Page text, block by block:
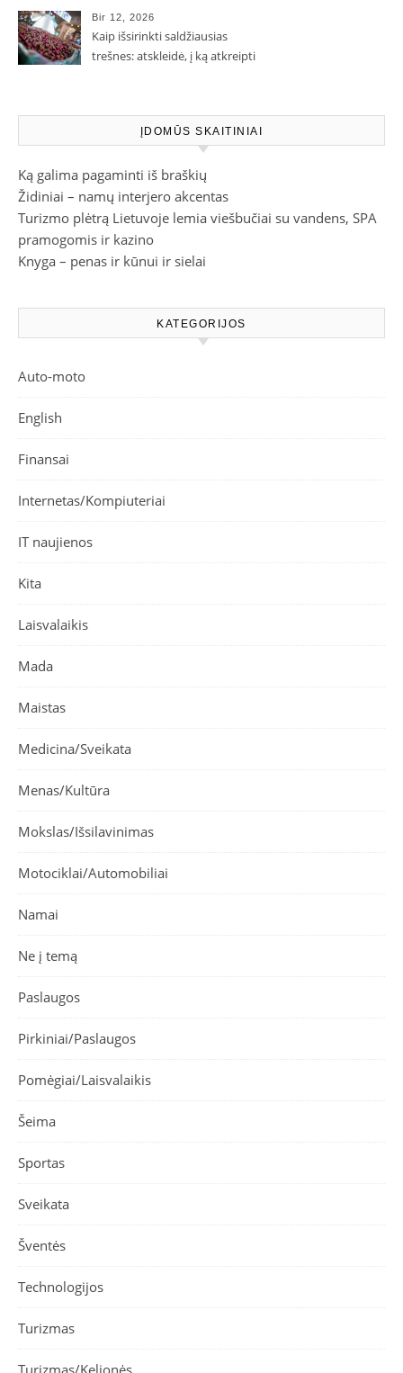
Bir 12, 2026
Kaip išsirinkti saldžiausias
trešnes: atskleidė, į ką atkreipti
ĮDOMŪS SKAITINIAI
Ką galima pagaminti iš braškių
Židiniai – namų interjero akcentas
Turizmo plėtrą Lietuvoje lemia viešbučiai su vandens, SPA
pramogomis ir kazino
Knyga – penas ir kūnui ir sielai
KATEGORIJOS
Auto-moto
English
Finansai
Internetas/Kompiuteriai
IT naujienos
Kita
Laisvalaikis
Mada
Maistas
Medicina/Sveikata
Menas/Kultūra
Mokslas/Išsilavinimas
Motociklai/Automobiliai
Namai
Ne į temą
Paslaugos
Pirkiniai/Paslaugos
Pomėgiai/Laisvalaikis
Šeima
Sportas
Sveikata
Šventės
Technologijos
Turizmas
Turizmas/Kelionės